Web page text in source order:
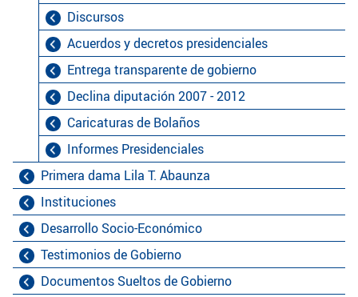
Discursos
Acuerdos y decretos presidenciales
Entrega transparente de gobierno
Declina diputación 2007 - 2012
Caricaturas de Bolaños
Informes Presidenciales
Primera dama Lila T. Abaunza
Instituciones
Desarrollo Socio-Económico
Testimonios de Gobierno
Documentos Sueltos de Gobierno